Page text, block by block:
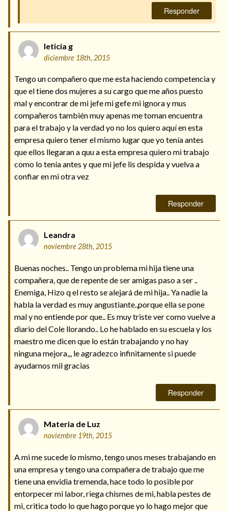
Responder
leticia g
diciembre 18th, 2015
Tengo un compañero que me esta haciendo competencia y
que el tiene dos mujeres a su cargo que me años puesto
mal y encontrar de mi jefe mi gefe mi ignora y mus
compañeros también muy apenas me toman encuentra
para el trabajo y la verdad yo no los quiero aquí en esta
empresa quiero tener el mismo lugar que yo tenía antes
que ellos llegaran a quu a esta empresa quiero mi trabajo
como lo tenía antes y que mi jefe lis despida y vuelva a
confiar en mi otra vez
Responder
Leandra
noviembre 28th, 2015
Buenas noches.. Tengo un problema mi hija tiene una
compañera, que de repente de ser amigas paso a ser ..
Enemiga, Hizo q el resto se alejará de mi hija.. Ya nadie la
habla la verdad es muy angustiante.,porque ella se pone
mal y no entiende por que.. Es muy triste ver como vuelve a
diario del Cole llorando.. Lo he hablado en su escuela y los
maestro me dicen que lo están trabajando y no hay
ninguna mejora,,, le agradezco infinitamente si puede
ayudarnos mil gracias
Responder
Materia de Luz
noviembre 19th, 2015
A mi me sucede lo mismo, tengo unos meses trabajando en
una empresa y tengo una compañera de trabajo que me
tiene una envidia tremenda, hace todo lo posible por
entorpecer mi labor, riega chismes de mi, habla pestes de
mi, critica todo lo que hago porque yo lo hago mejor que